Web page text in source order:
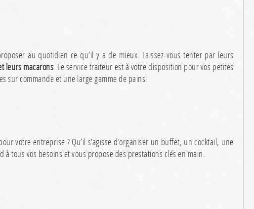
au quotidien ce qu’il y a de mieux. Laissez-vous tenter par leurs
leurs macarons . Le service traiteur est à votre disposition pour vos petites
sur commande et une large gamme de pains.
votre entreprise ? Qu’il s’agisse d’organiser un buffet, un cocktail, une
tous vos besoins et vous propose des prestations clés en main.